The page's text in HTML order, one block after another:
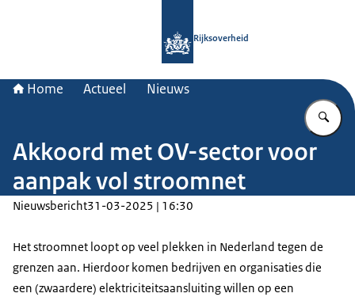
Rijksoverheid
Home Actueel Nieuws
Akkoord met OV-sector voor
aanpak vol stroomnet
Nieuwsbericht31-03-2025 | 16:30
Het stroomnet loopt op veel plekken in Nederland tegen de
grenzen aan. Hierdoor komen bedrijven en organisaties die
een (zwaardere) elektriciteitsaansluiting willen op een